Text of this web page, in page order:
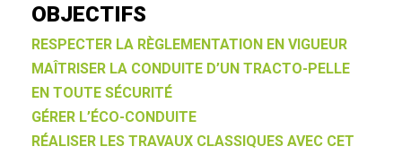
OBJECTIFS
RESPECTER LA RÈGLEMENTATION EN VIGUEUR
MAÎTRISER LA CONDUITE D’UN TRACTO-PELLE
EN TOUTE SÉCURITÉ
GÉRER L’ÉCO-CONDUITE
RÉALISER LES TRAVAUX CLASSIQUES AVEC CET